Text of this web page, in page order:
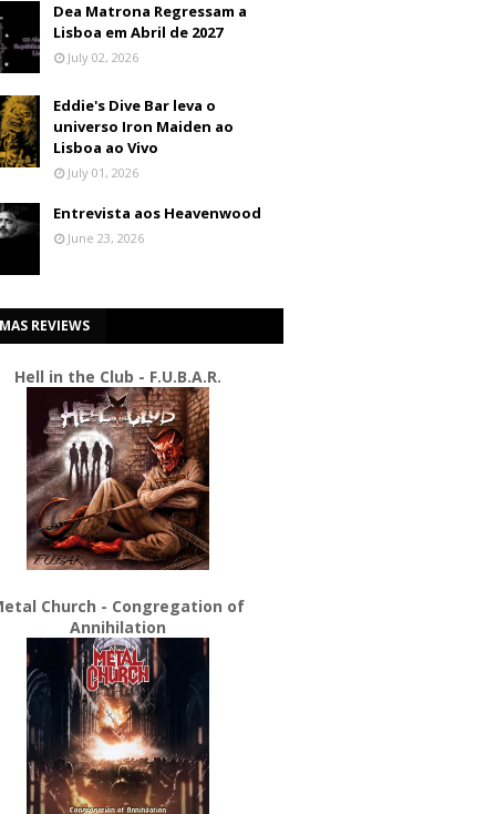
Dea Matrona Regressam a
Lisboa em Abril de 2027
July 02, 2026
Eddie's Dive Bar leva o
universo Iron Maiden ao
Lisboa ao Vivo
July 01, 2026
Entrevista aos Heavenwood
June 23, 2026
REVIEWS
Hell in the Club - F.U.B.A.R.
Church - Congregation of
Annihilation